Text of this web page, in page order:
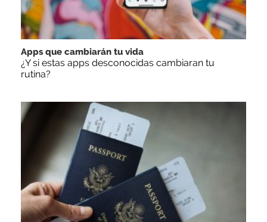
Apps que cambiarán tu vida
¿Y si estas apps desconocidas cambiaran tu
rutina?